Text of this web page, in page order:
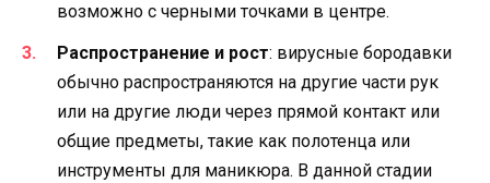
возможно с черными точками в центре.
Распространение и рост: вирусные бородавки
обычно распространяются на другие части рук
или на другие люди через прямой контакт или
общие предметы, такие как полотенца или
инструменты для маникюра. В данной стадии